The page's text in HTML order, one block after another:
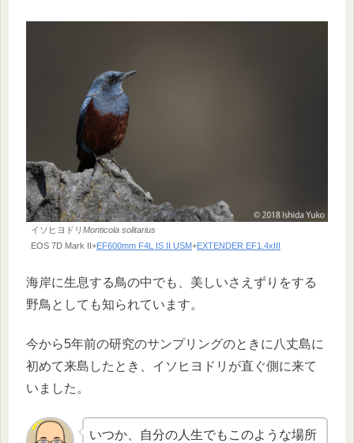
イソヒヨドリ Monticola solitarius
EOS 7D Mark II+EF600mm F4L IS II USM+EXTENDER EF1.4xIII
海岸に生息する鳥の中でも、美しいさえずりをする
野鳥としても知られています。
今から5年前の研究のサンプリングのときに八丈島に
初めて来島したとき、イソヒヨドリが直ぐ側に来て
いました。
いつか、自分の人生でもこのような場所